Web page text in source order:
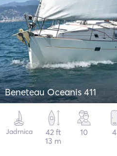
Beneteau Oceanis 411
Jadrnica
42 ft
13 m
10 4